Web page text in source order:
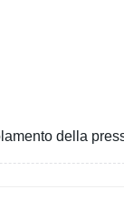
della